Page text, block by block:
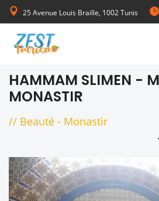
25 Avenue Louis Braille, 1002 Tunis
de Lundi au Vendredi 08:00-17:00
HAMMAM SLIMEN -
MONASTIR
// Beauté - Monastir